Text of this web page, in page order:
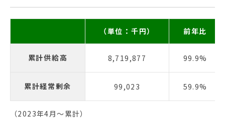
（単位：千円） 前年比
累計供給高 8,719,877 99.9%
累計経常剰余 99,023 59.9%
（2023年4月〜累計）